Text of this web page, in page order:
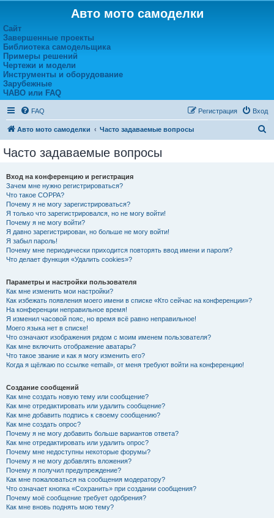
Авто мото самоделки
Сайт
Завершенные проекты
Библиотека самодельщика
Примеры решений
Чертежи и модели
Инструменты и оборудование
Зарубежные
ЧАВО или FAQ
FAQ Вход
Регистрация
Авто мото самоделки Часто задаваемые вопросы
Часто задаваемые вопросы
Вход на конференцию и регистрация
Зачем мне нужно регистрироваться?
Что такое COPPA?
Почему я не могу зарегистрироваться?
Я только что зарегистрировался, но не могу войти!
Почему я не могу войти?
Я давно зарегистрирован, но больше не могу войти!
Я забыл пароль!
Почему мне периодически приходится повторять ввод имени и пароля?
Что делает функция «Удалить cookies»?
Параметры и настройки пользователя
Как мне изменить мои настройки?
Как избежать появления моего имени в списке «Кто сейчас на конференции»?
На конференции неправильное время!
Я изменил часовой пояс, но время всё равно неправильное!
Моего языка нет в списке!
Что означают изображения рядом с моим именем пользователя?
Как мне включить отображение аватары?
Что такое звание и как я могу изменить его?
Когда я щёлкаю по ссылке «email», от меня требуют войти на конференцию!
Создание сообщений
Как мне создать новую тему или сообщение?
Как мне отредактировать или удалить сообщение?
Как мне добавить подпись к своему сообщению?
Как мне создать опрос?
Почему я не могу добавить больше вариантов ответа?
Как мне отредактировать или удалить опрос?
Почему мне недоступны некоторые форумы?
Почему я не могу добавлять вложения?
Почему я получил предупреждение?
Как мне пожаловаться на сообщения модератору?
Что означает кнопка «Сохранить» при создании сообщения?
Почему моё сообщение требует одобрения?
Как мне вновь поднять мою тему?